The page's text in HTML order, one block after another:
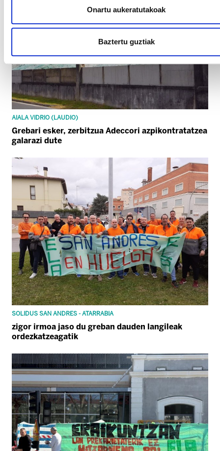
Onartu aukeratutakoak
Baztertu guztiak
AIALA VIDRIO (LAUDIO)
Grebari esker, zerbitzua Adeccori azpikontratatzea
galarazi dute
SOLIDUS SAN ANDRES - ATARRABIA
zigor irmoa jaso du greban dauden langileak
ordezkatzeagatik